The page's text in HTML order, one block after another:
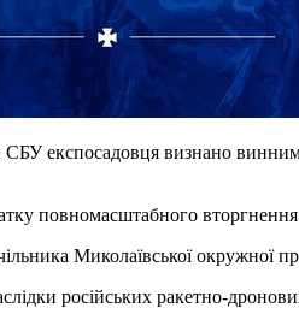
експосадовця визнано
повномасштабного
Миколаївської окружної
російських ракетно-